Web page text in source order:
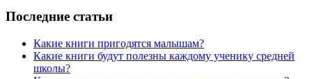
Последние статьи
Какие книги пригодятся малышам?
Какие книги будут полезны каждому ученику средней
школы?